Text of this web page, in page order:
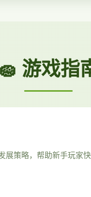
🧽 游戏指
策略，帮助新手玩家